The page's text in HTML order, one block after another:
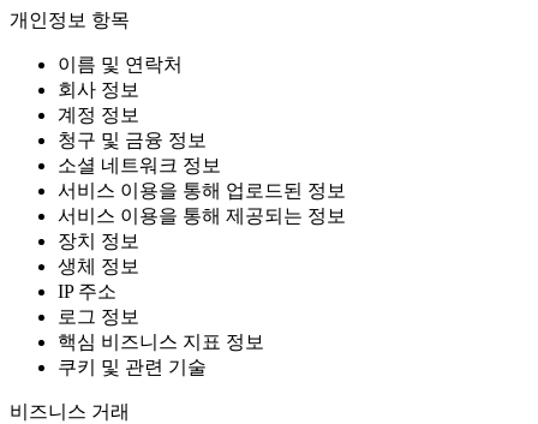
개인정보 항목
이름 및 연락처
회사 정보
계정 정보
청구 및 금융 정보
소셜 네트워크 정보
서비스 이용을 통해 업로드된 정보
서비스 이용을 통해 제공되는 정보
장치 정보
생체 정보
IP 주소
로그 정보
핵심 비즈니스 지표 정보
쿠키 및 관련 기술
비즈니스 거래